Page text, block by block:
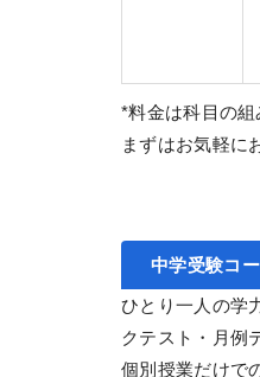
*料金は科目の組
まずはお気軽に
中学受
ひとり一人の学
クテスト・月例
個別授業だけで